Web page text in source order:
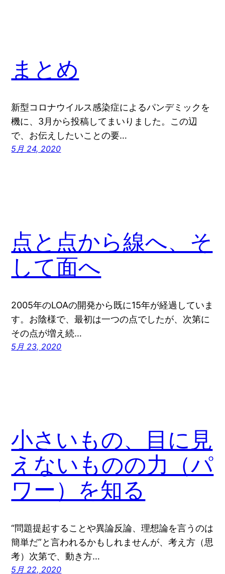
まとめ
新型コロナウイルス感染症によるパンデミックを
機に、3月から投稿してまいりました。この辺
で、お伝えしたいことの要…
5月 24, 2020
点と点から線へ、そ
して面へ
2005年のLOAの開発から既に15年が経過していま
す。お陰様で、最初は一つの点でしたが、次第に
その点が増え続…
5月 23, 2020
小さいもの、目に見
えないものの力（パ
ワー）を知る
“問題提起することや異論反論、理想論を言うのは
簡単だ”と言われるかもしれませんが、考え方（思
考）次第で、動き方…
5月 22, 2020